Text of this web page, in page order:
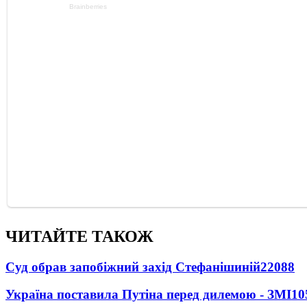
ЧИТАЙТЕ ТАКОЖ
Суд обрав запобіжний захід Стефанішиній22088
Україна поставила Путіна перед дилемою - ЗМІ